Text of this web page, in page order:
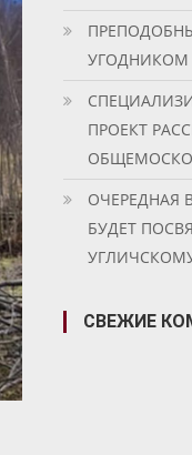
ПРОЕКТ
ОЧЕРЕДНАЯ
БУДЕТ
СВЕЖИЕ